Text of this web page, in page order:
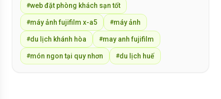
#web đặt phòng khách sạn tốt
#máy ảnh fujifilm x-a5 #máy ảnh
#du lịch khánh hòa #may anh fujifilm
#món ngon tại quy nhơn #du lịch huế